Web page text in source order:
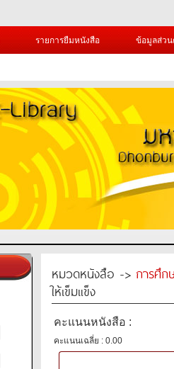
รายการยืมหนังสือ ข้อมูลส่ว
หมวดหนังสือ -> การศึก
ให้เข็มแข็ง
คะแนนหนังสือ :
คะแนนเฉลี่ย : 0.00